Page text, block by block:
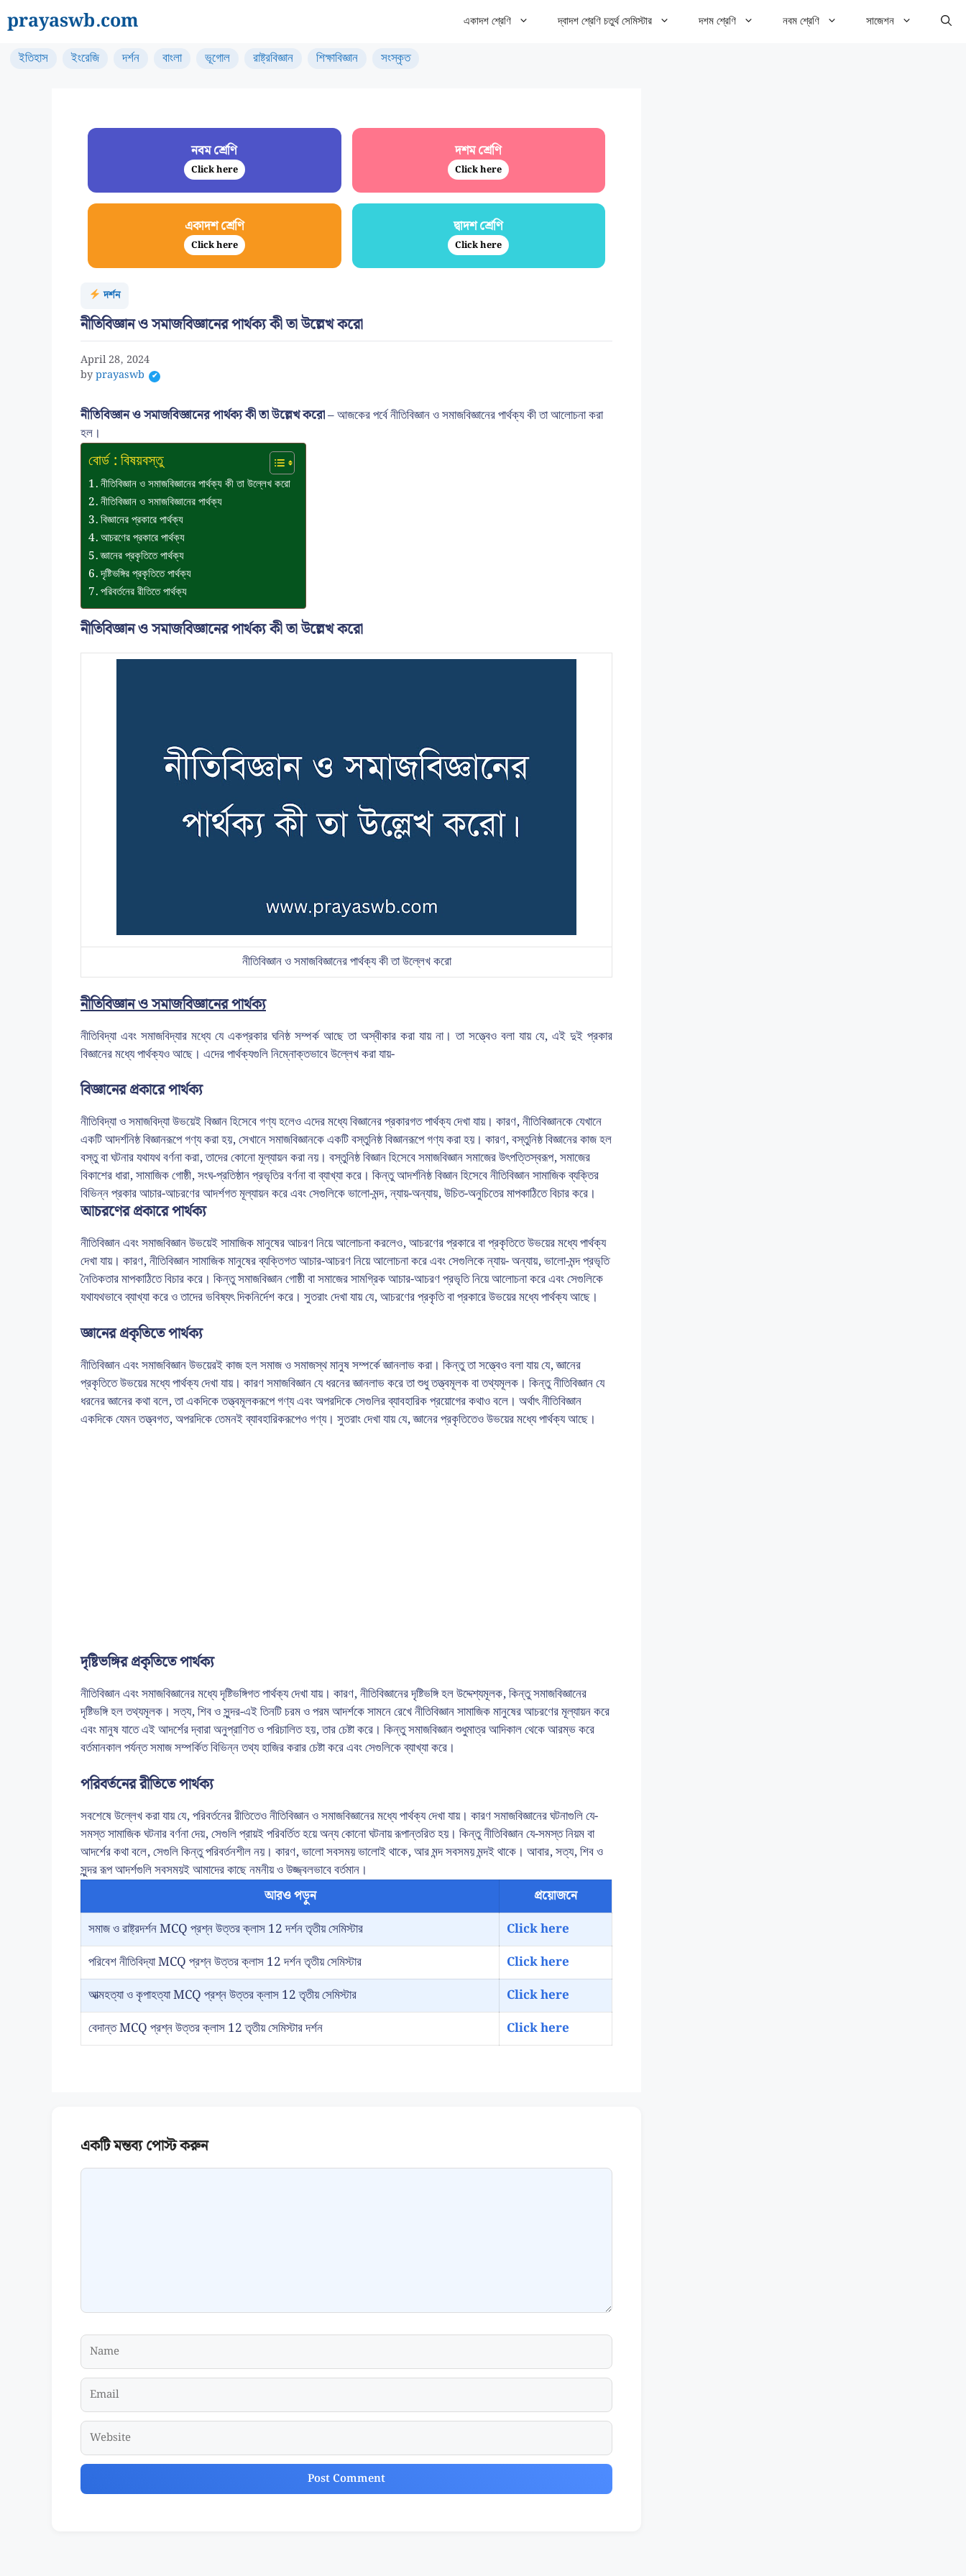
to
content
prayaswb.com একাদশ শ্রেণি দ্বাদশ শ্রেণি চতুর্থ সেমিস্টার দশম শ্রেণি নবম শ্রেণি সাজেশন
ইতিহাস ইংরেজি দর্শন বাংলা ভূগোল রাষ্ট্রবিজ্ঞান শিক্ষাবিজ্ঞান সংস্কৃত
নবম শ্রেণি
Click here
দশম শ্রেণি
Click here
একাদশ শ্রেণি
Click here
দ্বাদশ শ্রেণি
Click here
দর্শন
নীতিবিজ্ঞান ও সমাজবিজ্ঞানের পার্থক্য কী তা উল্লেখ করো
April 28, 2024
byprayaswb
নীতিবিজ্ঞান ও সমাজবিজ্ঞানের পার্থক্য কী তা উল্লেখ করো– আজকের পর্বে নীতিবিজ্ঞান ও সমাজবিজ্ঞানের পার্থক্য কী তা আলোচনা করা
হল।
বোর্ড : বিষয়বস্তু
নীতিবিজ্ঞান ও সমাজবিজ্ঞানের পার্থক্য কী তা উল্লেখ করো
নীতিবিজ্ঞান ও সমাজবিজ্ঞানের পার্থক্য
বিজ্ঞানের প্রকারে পার্থক্য
আচরণের প্রকারে পার্থক্য
জ্ঞানের প্রকৃতিতে পার্থক্য
দৃষ্টিভঙ্গির প্রকৃতিতে পার্থক্য
পরিবর্তনের রীতিতে পার্থক্য
নীতিবিজ্ঞান ও সমাজবিজ্ঞানের পার্থক্য কী তা উল্লেখ করো
নীতিবিজ্ঞান ও সমাজবিজ্ঞানের পার্থক্য কী তা উল্লেখ করো
নীতিবিজ্ঞান ও সমাজবিজ্ঞানের পার্থক্য
নীতিবিদ্যা এবং সমাজবিদ্যার মধ্যে যে একপ্রকার ঘনিষ্ঠ সম্পর্ক আছে তা অস্বীকার করা যায় না। তা সত্ত্বেও বলা যায় যে, এই দুই প্রকার
বিজ্ঞানের মধ্যে পার্থক্যও আছে। এদের পার্থক্যগুলি নিম্নোক্তভাবে উল্লেখ করা যায়-
বিজ্ঞানের প্রকারে পার্থক্য
নীতিবিদ্যা ও সমাজবিদ্যা উভয়েই বিজ্ঞান হিসেবে গণ্য হলেও এদের মধ্যে বিজ্ঞানের প্রকারগত পার্থক্য দেখা যায়। কারণ, নীতিবিজ্ঞানকে যেখানে
একটি আদর্শনিষ্ঠ বিজ্ঞানরূপে গণ্য করা হয়, সেখানে সমাজবিজ্ঞানকে একটি বস্তুনিষ্ঠ বিজ্ঞানরূপে গণ্য করা হয়। কারণ, বস্তুনিষ্ঠ বিজ্ঞানের কাজ হল
বস্তু বা ঘটনার যথাযথ বর্ণনা করা, তাদের কোনো মূল্যায়ন করা নয়। বস্তুনিষ্ঠ বিজ্ঞান হিসেবে সমাজবিজ্ঞান সমাজের উৎপত্তিস্বরূপ, সমাজের
বিকাশের ধারা, সামাজিক গোষ্ঠী, সংঘ-প্রতিষ্ঠান প্রভৃতির বর্ণনা বা ব্যাখ্যা করে। কিন্তু আদর্শনিষ্ঠ বিজ্ঞান হিসেবে নীতিবিজ্ঞান সামাজিক ব্যক্তির
বিভিন্ন প্রকার আচার-আচরণের আদর্শগত মূল্যায়ন করে এবং সেগুলিকে ভালো-মন্দ, ন্যায়-অন্যায়, উচিত-অনুচিতের মাপকাঠিতে বিচার করে।
আচরণের প্রকারে পার্থক্য
নীতিবিজ্ঞান এবং সমাজবিজ্ঞান উভয়েই সামাজিক মানুষের আচরণ নিয়ে আলোচনা করলেও, আচরণের প্রকারে বা প্রকৃতিতে উভয়ের মধ্যে পার্থক্য
দেখা যায়। কারণ, নীতিবিজ্ঞান সামাজিক মানুষের ব্যক্তিগত আচার-আচরণ নিয়ে আলোচনা করে এবং সেগুলিকে ন্যায়- অন্যায়, ভালো-মন্দ প্রভৃতি
নৈতিকতার মাপকাঠিতে বিচার করে। কিন্তু সমাজবিজ্ঞান গোষ্ঠী বা সমাজের সামগ্রিক আচার-আচরণ প্রভৃতি নিয়ে আলোচনা করে এবং সেগুলিকে
যথাযথভাবে ব্যাখ্যা করে ও তাদের ভবিষ্যৎ দিকনির্দেশ করে। সুতরাং দেখা যায় যে, আচরণের প্রকৃতি বা প্রকারে উভয়ের মধ্যে পার্থক্য আছে।
জ্ঞানের প্রকৃতিতে পার্থক্য
নীতিবিজ্ঞান এবং সমাজবিজ্ঞান উভয়েরই কাজ হল সমাজ ও সমাজস্থ মানুষ সম্পর্কে জ্ঞানলাভ করা। কিন্তু তা সত্ত্বেও বলা যায় যে, জ্ঞানের
প্রকৃতিতে উভয়ের মধ্যে পার্থক্য দেখা যায়। কারণ সমাজবিজ্ঞান যে ধরনের জ্ঞানলাভ করে তা শুধু তত্ত্বমূলক বা তথ্যমূলক। কিন্তু নীতিবিজ্ঞান যে
ধরনের জ্ঞানের কথা বলে, তা একদিকে তত্ত্বমূলকরূপে গণ্য এবং অপরদিকে সেগুলির ব্যাবহারিক প্রয়োগের কথাও বলে। অর্থাৎ নীতিবিজ্ঞান
একদিকে যেমন তত্ত্বগত, অপরদিকে তেমনই ব্যাবহারিকরূপেও গণ্য। সুতরাং দেখা যায় যে, জ্ঞানের প্রকৃতিতেও উভয়ের মধ্যে পার্থক্য আছে।
দৃষ্টিভঙ্গির প্রকৃতিতে পার্থক্য
নীতিবিজ্ঞান এবং সমাজবিজ্ঞানের মধ্যে দৃষ্টিভঙ্গিগত পার্থক্য দেখা যায়। কারণ, নীতিবিজ্ঞানের দৃষ্টিভঙ্গি হল উদ্দেশ্যমূলক, কিন্তু সমাজবিজ্ঞানের
দৃষ্টিভঙ্গি হল তথ্যমূলক। সত্য, শিব ও সুন্দর-এই তিনটি চরম ও পরম আদর্শকে সামনে রেখে নীতিবিজ্ঞান সামাজিক মানুষের আচরণের মূল্যায়ন করে
এবং মানুষ যাতে এই আদর্শের দ্বারা অনুপ্রাণিত ও পরিচালিত হয়, তার চেষ্টা করে। কিন্তু সমাজবিজ্ঞান শুধুমাত্র আদিকাল থেকে আরম্ভ করে
বর্তমানকাল পর্যন্ত সমাজ সম্পর্কিত বিভিন্ন তথ্য হাজির করার চেষ্টা করে এবং সেগুলিকে ব্যাখ্যা করে।
পরিবর্তনের রীতিতে পার্থক্য
সবশেষে উল্লেখ করা যায় যে, পরিবর্তনের রীতিতেও নীতিবিজ্ঞান ও সমাজবিজ্ঞানের মধ্যে পার্থক্য দেখা যায়। কারণ সমাজবিজ্ঞানের ঘটনাগুলি যে-
সমস্ত সামাজিক ঘটনার বর্ণনা দেয়, সেগুলি প্রায়ই পরিবর্তিত হয়ে অন্য কোনো ঘটনায় রূপান্তরিত হয়। কিন্তু নীতিবিজ্ঞান যে-সমস্ত নিয়ম বা
আদর্শের কথা বলে, সেগুলি কিন্তু পরিবর্তনশীল নয়। কারণ, ভালো সবসময় ভালোই থাকে, আর মন্দ সবসময় মন্দই থাকে। আবার, সত্য, শিব ও
সুন্দর রূপ আদর্শগুলি সবসময়ই আমাদের কাছে নমনীয় ও উজ্জ্বলভাবে বর্তমান।
আরও পড়ুন
প্রয়োজনে
সমাজ ও রাষ্ট্রদর্শন MCQ প্রশ্ন উত্তর ক্লাস 12 দর্শন তৃতীয় সেমিস্টার
Click here
পরিবেশ নীতিবিদ্যা MCQ প্রশ্ন উত্তর ক্লাস 12 দর্শন তৃতীয় সেমিস্টার
Click here
আত্মহত্যা ও কৃপাহত্যা MCQ প্রশ্ন উত্তর ক্লাস 12 তৃতীয় সেমিস্টার
Click here
বেদান্ত MCQ প্রশ্ন উত্তর ক্লাস 12 তৃতীয় সেমিস্টার দর্শন
Click here
Comment
Name
Email
Website